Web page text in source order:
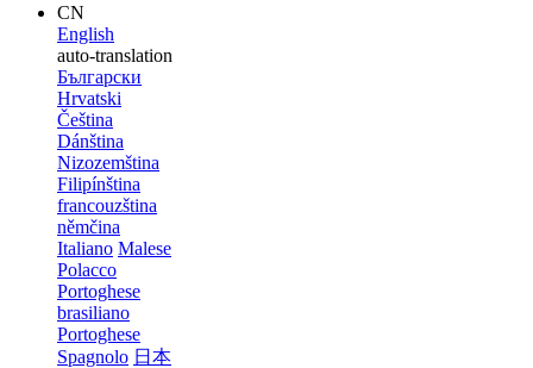
CN
English
auto-translation
Български
Hrvatski
Čeština
Dánština
Nizozemština
Filipínština
francouzština
němčina
Italiano Malese
Polacco
Portoghese
brasiliano
Portoghese
Spagnolo 日本